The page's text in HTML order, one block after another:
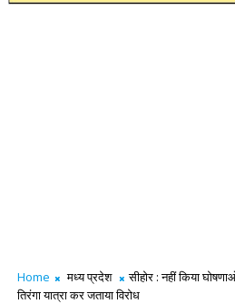
Home मध्य प्रदेश
सीहोर : नहीं किया
तिरंगा यात्रा कर जताया विरोध